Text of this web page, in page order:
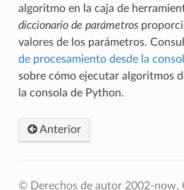
algoritmo en la caja de
diccionario de parámetros
valores de los parámetros.
de procesamiento desde la
sobre cómo ejecutar algoritmos
la consola de Python.
Anterior
© Derechos de autor 2002-now,